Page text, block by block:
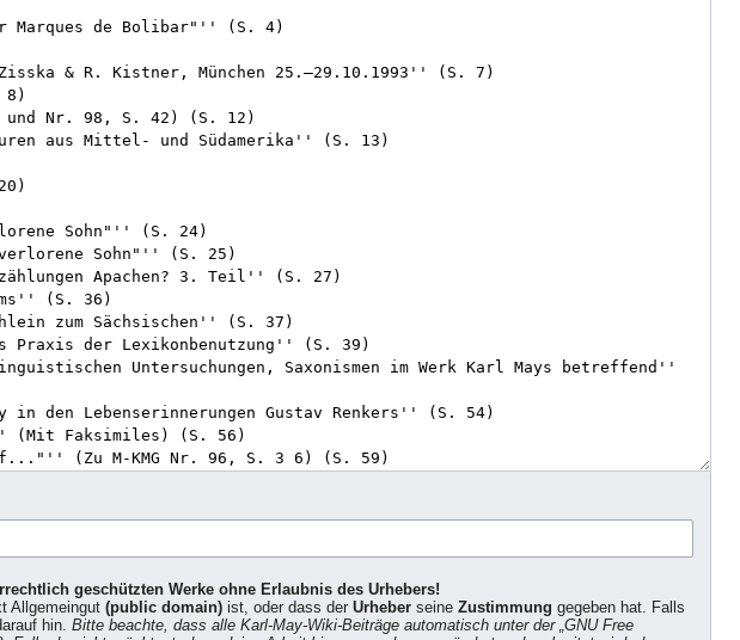
geschützten Werke ohne Erlaubnis des Urhebers!
Allgemeingut (public domain) ist, oder dass der Urheber seine Zustimmung gegeben hat. Falls
hin. Bitte beachte, dass alle Karl-May-Wiki-Beiträge automatisch unter der „GNU Free